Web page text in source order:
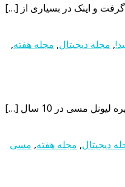
و اینک در بسیاری از […]
, مجله دیجیتال, مجله هفته,
دیجیتال, مجله هفته, مسی